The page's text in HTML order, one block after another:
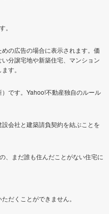
。
の広告の場合に表示されます。価
分譲宅地や新築住宅、マンション
す。
です。Yahoo!不動産独自のルール
会社と建築請負契約を結ぶことを
、まだ誰も住んだことがない住宅に
だくことができません。